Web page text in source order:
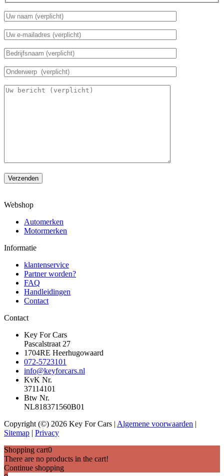
Verzenden
Webshop
Automerken
Motormerken
Informatie
klantenservice
Partner worden?
FAQ
Handleidingen
Contact
Contact
Key For Cars
Pascalstraat 27
1704RE Heerhugowaard
072-5723101
info@keyforcars.nl
KvK Nr.
37114101
Btw Nr.
NL818371560B01
Copyright (©) 2026 Key For Cars | Algemene voorwaarden |
Sitemap | Privacy
Shopping cart0
There are no products in the cart!
Continue shopping